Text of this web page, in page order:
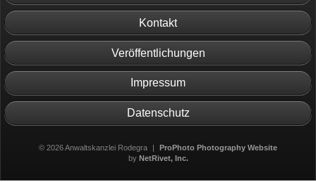
Kontakt
Veröffentlichungen
Impressum
Datenschutz
© 2026 Anwaltskanzlei Rodegra |
ProPhoto Photography Website
by NetRivet, Inc.